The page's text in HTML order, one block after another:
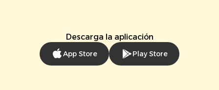
Descarga la aplicación
App Store Play Store